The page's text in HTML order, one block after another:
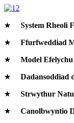
★ System Rheoli
★ Ffurfweddiad
★ Model Efelychu
★ Dadansoddiad
★ Strwythur
★ Canolbwyntio